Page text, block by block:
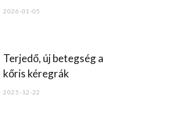
2026-01-05
Terjedő, új betegség a
kőris kéregrák
2025-12-22